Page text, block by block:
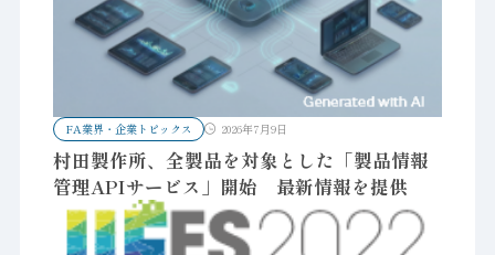
FA業界・企業トピックス 2026年7月9日
村田製作所、全製品を対象とした「製品情報
管理APIサービス」開始 最新情報を提供